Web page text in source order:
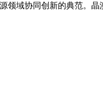
域协同创新的典范。晶